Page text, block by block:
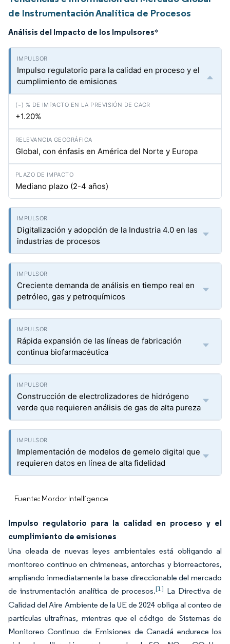
de Instrumentación Analítica de Procesos
Análisis del Impacto de los Impulsores*
Impulso regulatorio para la calidad en proceso y el
cumplimiento de emisiones
+1.20%
Global, con énfasis en América del Norte y Europa
Mediano plazo (2-4 años)
Digitalización y adopción de la Industria 4.0 en las
industrias de procesos
Creciente demanda de análisis en tiempo real en
petróleo, gas y petroquímicos
Rápida expansión de las líneas de fabricación
continua biofarmacéutica
Construcción de electrolizadores de hidrógeno
verde que requieren análisis de gas de alta pureza
Implementación de modelos de gemelo digital que
requieren datos en línea de alta fidelidad
Fuente: Mordor Intelligence
Impulso regulatorio para la calidad en proceso y el
cumplimiento de emisiones
Una oleada de nuevas leyes ambientales está obligando al
monitoreo continuo en chimeneas, antorchas y biorreactores,
ampliando inmediatamente la base direccionable del mercado
de instrumentación analítica de procesos.[1] La Directiva de
Calidad del Aire Ambiente de la UE de 2024 obliga al conteo de
partículas ultrafinas, mientras que el código de Sistemas de
Monitoreo Continuo de Emisiones de Canadá endurece los